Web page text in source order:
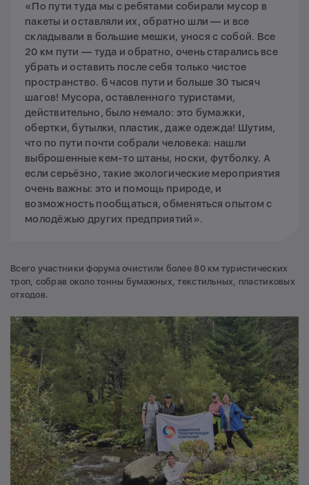
«По пути туда мы с ребятами собирали мусор в
пакеты и оставляли их, обратно шли — и все
складывали в большие мешки, унося с собой. Все
20 км пути — туда и обратно, очень старались все
убрать и оставить после себя только чистое
пространство. 6 часов пути и больше 30 тысяч
шагов! Мусора, оставленного туристами,
действительно, было немало: это бумажки,
обертки, бутылки, пластик, даже одежда! Шутим,
что по пути почти собрали человека: нашли
выброшенные кем-то штаны, носки, футболку. А
если серьёзно, такие экологические мероприятия
очень важны: это и помощь природе, и
возможность пообщаться, обменяться опытом с
молодёжью других предприятий».
Всего участники форума очистили более 80 км туристических
троп, собрав около тонны бумажных, текстильных, пластиковых
отходов.